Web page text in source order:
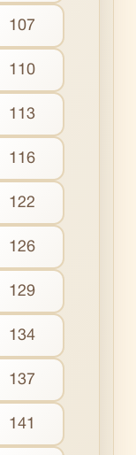
107
110
113
116
122
126
129
134
137
141